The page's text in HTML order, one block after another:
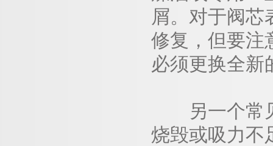
屑。对于阀芯
修复，但要注
必须更换全新
另一个常见
烧毁或吸力不